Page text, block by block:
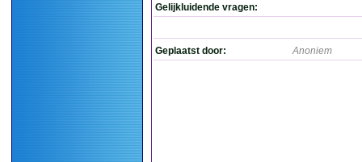
Gelijkluidende vragen:
Geplaatst door: Anoniem